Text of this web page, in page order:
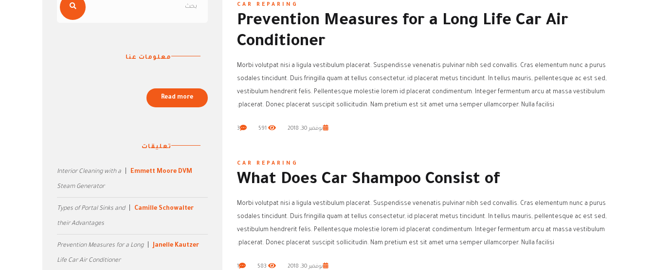
CAR REPARING
Prevention Measures for a Long Life Car Air
Conditioner
Morbi volutpat nisi a ligula vestibulum placerat. Suspendisse venenatis pulvinar nibh sed convallis. Cras elementum nunc a purus
sodales tincidunt. Duis fringilla quam at tellus consectetur, id placerat metus tincidunt. In tellus mauris, pellentesque ac est sed,
vestibulum hendrerit felis. Pellentesque molestie lorem id placerat condimentum. Integer fermentum arcu at massa vestibulum
placerat. Donec placerat suscipit sollicitudin. Nam pretium est sit amet urna semper ullamcorper. Nulla facilisi.
نوفمبر 30, 2018 591
3
CAR REPARING
What Does Car Shampoo Consist of
Morbi volutpat nisi a ligula vestibulum placerat. Suspendisse venenatis pulvinar nibh sed convallis. Cras elementum nunc a purus
sodales tincidunt. Duis fringilla quam at tellus consectetur, id placerat metus tincidunt. In tellus mauris, pellentesque ac est sed,
vestibulum hendrerit felis. Pellentesque molestie lorem id placerat condimentum. Integer fermentum arcu at massa vestibulum
placerat. Donec placerat suscipit sollicitudin. Nam pretium est sit amet urna semper ullamcorper. Nulla facilisi.
نوفمبر 30, 2018 583
1
معلومات عنا
Read more
تعليقات
Emmett Moore DVM
Interior Cleaning with a
Steam Generator
Camille Schowalter
Types of Portal Sinks and
their Advantages
Janelle Kautzer
Prevention Measures for a Long
Life Car Air Conditioner